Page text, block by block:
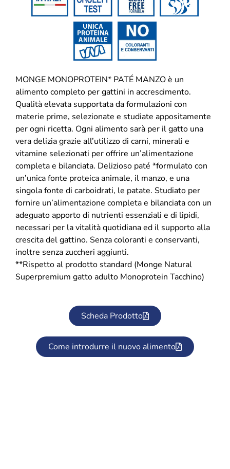
MONGE MONOPROTEIN* PATÉ MANZO è un
alimento completo per gattini in accrescimento.
Qualità elevata supportata da formulazioni con
materie prime, selezionate e studiate appositamente
per ogni ricetta. Ogni alimento sarà per il gatto una
vera delizia grazie all’utilizzo di carni, minerali e
vitamine selezionati per offrire un’alimentazione
completa e bilanciata. Delizioso paté *formulato con
un’unica fonte proteica animale, il manzo, e una
singola fonte di carboidrati, le patate. Studiato per
fornire un’alimentazione completa e bilanciata con un
adeguato apporto di nutrienti essenziali e di lipidi,
necessari per la vitalità quotidiana ed il supporto alla
crescita del gattino. Senza coloranti e conservanti,
inoltre senza zuccheri aggiunti.
**Rispetto al prodotto standard (Monge Natural
Superpremium gatto adulto Monoprotein Tacchino)
Scheda Prodotto
Come introdurre il nuovo alimento